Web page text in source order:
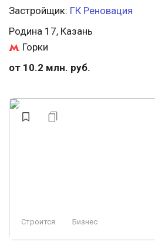
Застройщик: ГК Реновация
Родина 17, Казань
Горки
от 10.2 млн. руб.
Строится Бизнес